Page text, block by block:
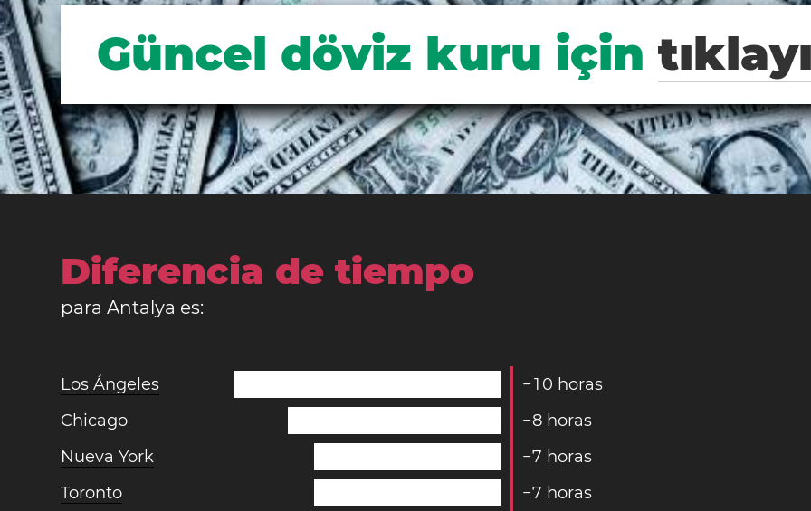
Güncel döviz kuru için
Diferencia de tiempo
para Antalya es:
Los Ángeles −1 0 horas
Chicago
−8 horas
Nueva York
−7 horas
Toronto
−7 horas